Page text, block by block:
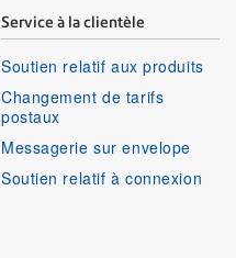
Service à la clientèle
Soutien relatif aux produits
Changement de tarifs
postaux
Messagerie sur envelope
Soutien relatif à connexion